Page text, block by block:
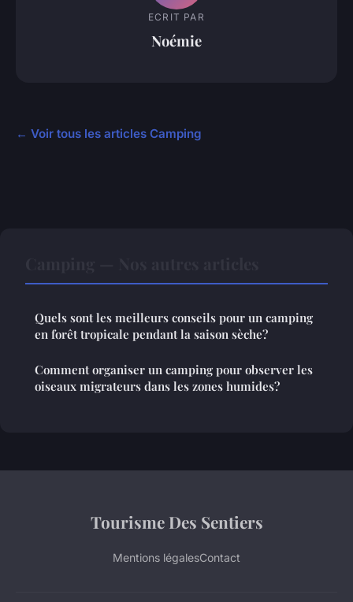
ECRIT PAR
Noémie
← Voir tous les articles Camping
Quels sont les meilleurs conseils pour un camping
en forêt tropicale pendant la saison sèche?
Comment organiser un camping pour observer les
oiseaux migrateurs dans les zones humides?
Tourisme Des Sentiers
Mentions légalesContact